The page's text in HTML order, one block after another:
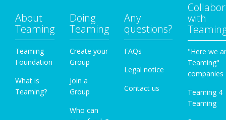
About
Teaming
Teaming
Foundation
What is
Teaming?
Doing
Teaming
Create your
Group
Join a
Group
Who can
Any
questions?
FAQs
Legal notice
Contact us
with
"Here we
Teaming"
companies
Teaming 4
Teaming